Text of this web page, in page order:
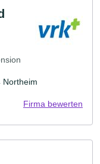
Northeim
Firma bewerten